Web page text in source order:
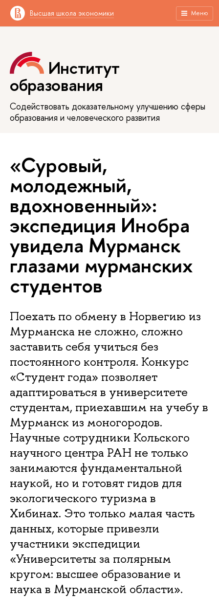
Высшая школа экономики Меню
Институт
образования
Содействовать доказательному улучшению сферы
образования и человеческого развития
«Суровый,
молодежный,
вдохновенный»:
экспедиция Инобра
увидела Мурманск
глазами мурманских
студентов
Поехать по обмену в Норвегию из
Мурманска не сложно, сложно
заставить себя учиться без
постоянного контроля. Конкурс
«Студент года» позволяет
адаптироваться в университете
студентам, приехавшим на учебу в
Мурманск из моногородов.
Научные сотрудники Кольского
научного центра РАН не только
занимаются фундаментальной
наукой, но и готовят гидов для
экологического туризма в
Хибинах. Это только малая часть
данных, которые привезли
участники экспедиции
«Университеты за полярным
кругом: высшее образование и
наука в Мурманской области».